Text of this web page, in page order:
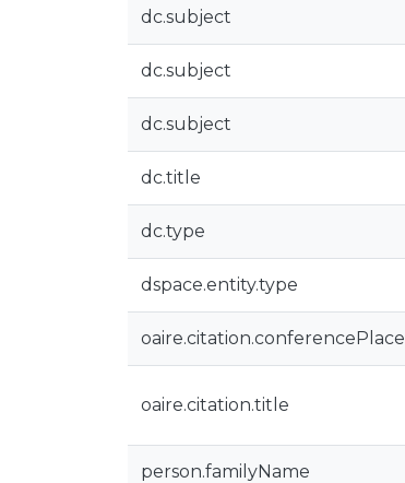
dc.subject
dc.subject
dc.subject
dc.title
dc.type
dspace.entity.type
oaire.citation.conferencePlace
oaire.citation.title
person.familyName